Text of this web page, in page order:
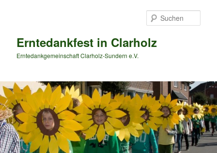
Erntedankfest in Clarholz
Erntedankgemeinschaft Clarholz-Sundern e.V.